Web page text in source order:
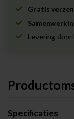
Gratis
Levering door
Specificaties